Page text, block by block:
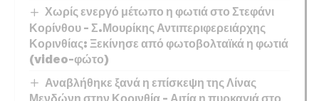
Χωρίς ενεργό μέτωπο η φωτιά στο Στεφάνι
Κορίνθου – Σ.Μουρίκης Αντιπεριφερειάρχης
Κορινθίας: Ξεκίνησε από φωτοβολταϊκά η φωτιά
(video-φώτο)
Αναβλήθηκε ξανά η επίσκεψη της Λίνας